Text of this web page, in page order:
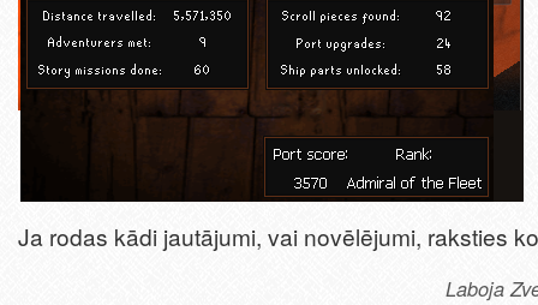
Ja rodas kādi jautājumi, vai novēlējumi, raksties
Laboja